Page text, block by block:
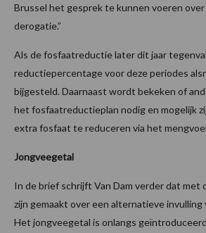
Brussel het gesprek te kunnen voeren over
derogatie.”
Als de fosfaatreductie later dit jaar
reductiepercentage voor deze periodes
bijgesteld. Daarnaast wordt bekeken of
het fosfaatreductieplan nodig en mogelijk
extra fosfaat te reduceren via het
Jongveegetal
In de brief schrijft Van Dam verder dat met
zijn gemaakt over een alternatieve
Het jongveegetal is onlangs